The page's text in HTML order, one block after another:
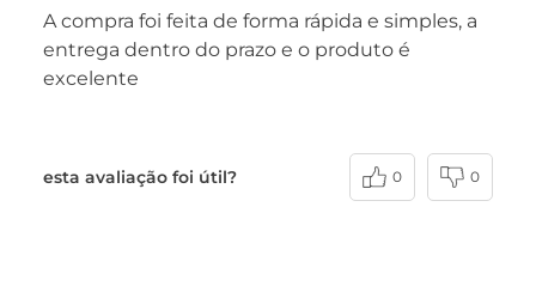
A compra foi feita de forma rápida e simples, a
entrega dentro do prazo e o produto é
excelente
esta avaliação foi útil? 0 0